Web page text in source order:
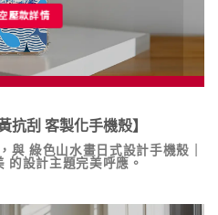
壓款詳情
抗刮 客製化手機殼】
與綠色山水畫日式設計手機殼｜
的設計主題完美呼應。